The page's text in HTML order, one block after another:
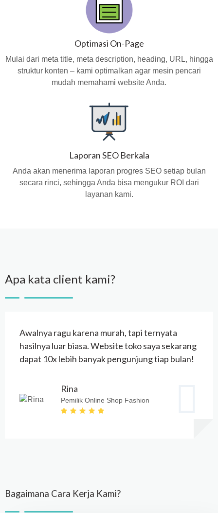
Optimasi On-Page
Mulai dari meta title, meta description, heading, URL, hingga
struktur konten – kami optimalkan agar mesin pencari
mudah memahami website Anda.
Laporan SEO Berkala
Anda akan menerima laporan progres SEO setiap bulan
secara rinci, sehingga Anda bisa mengukur ROI dari
layanan kami.
Apa kata client kami?
Awalnya ragu karena murah, tapi ternyata
hasilnya luar biasa. Website toko saya sekarang
dapat 10x lebih banyak pengunjung tiap bulan!
Rina
Pemilik Online Shop Fashion
Bagaimana Cara Kerja Kami?